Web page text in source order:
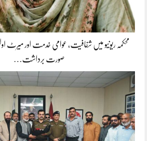
محکمہ ریونیو میں شفافیت، عوامی خدمت اور میرٹ
صورت برداشت…